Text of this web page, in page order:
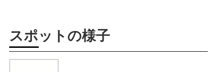
スポットの様子